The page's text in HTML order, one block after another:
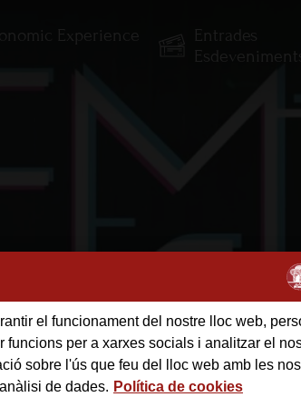
Experience
Entrades
el funcionament del nostre lloc web,
funcions per a xarxes socials i analitzar el
sobre l'ús que feu del lloc web amb les
de dades. Política de cookies